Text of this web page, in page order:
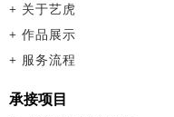
+ 关于艺虎
+ 作品展示
+ 服务流程
承接项目